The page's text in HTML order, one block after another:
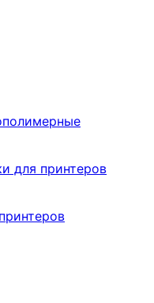
для принтеров